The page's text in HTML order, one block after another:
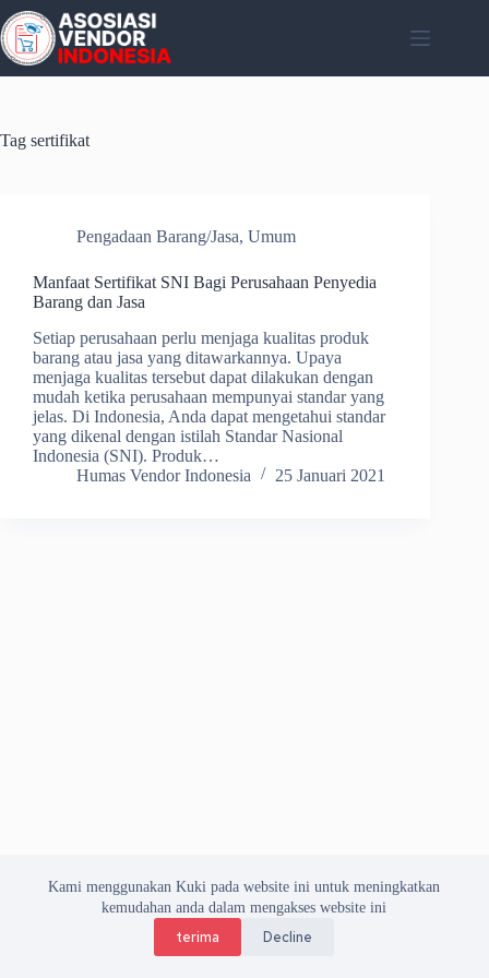
Skip
to
content
Kami menggunakan Kuki pada website ini untuk meningkatkan
kemudahan anda dalam mengakses website ini
terima Decline
Tag sertifikat
Pengadaan Barang/Jasa, Umum
Manfaat Sertifikat SNI Bagi Perusahaan Penyedia
Barang dan Jasa
Setiap perusahaan perlu menjaga kualitas produk
barang atau jasa yang ditawarkannya. Upaya
menjaga kualitas tersebut dapat dilakukan dengan
mudah ketika perusahaan mempunyai standar yang
jelas. Di Indonesia, Anda dapat mengetahui standar
yang dikenal dengan istilah Standar Nasional
Indonesia (SNI). Produk…
Humas Vendor Indonesia
25 Januari 2021